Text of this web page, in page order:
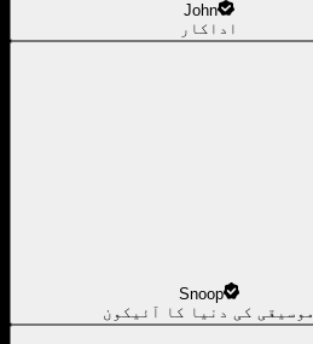
John
اداکار
Snoop
موسیقی کی دنیا کا آئیکون